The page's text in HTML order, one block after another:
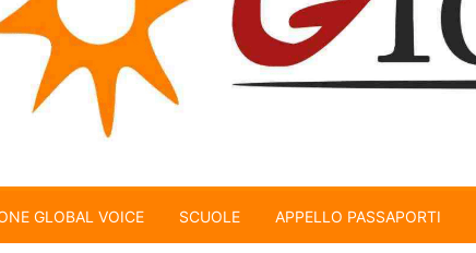
GLOBAL VOICE SCUOLE APPELLO PASSAPORTI